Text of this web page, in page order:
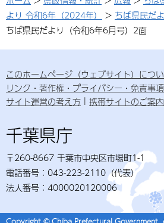
より 令和6年（2024年）
> ちば県民だ
ちば県民だより（令和6年6月号）2面
このホームページ（ウェブサイト）につ
リンク・著作権・プライバシー・免責事
サイト運営の考え方
携帯サイトのご案内
千葉県庁
〒260-8667 千葉市中央区市場町1-1
電話番号：043-223-2110（代表）
法人番号：4000020120006